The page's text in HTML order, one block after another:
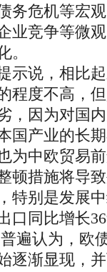
务危机等宏
业竞争等微
。
说，相比起
程度不高，
，因为对国
国产业的长
中欧贸易前
顿措施将导
特别是发展
口同比增长
遍认为，欧
逐渐显现，